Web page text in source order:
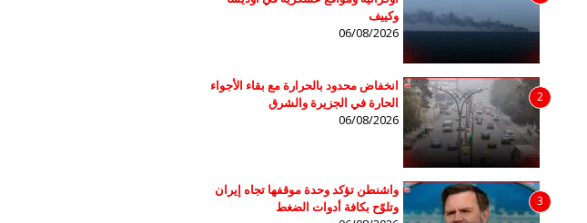
وكييف
06/08/2026
2
انخفاض محدود بالحرارة مع بقاء الأجواء
الحارة في الجزيرة والشرق
06/08/2026
3
واشنطن تؤكد وحدة موقفها تجاه إيران
وتلوّح بكافة أدوات الضغط